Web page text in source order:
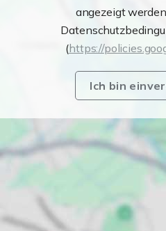
angezeigt
(https://
Ich bin